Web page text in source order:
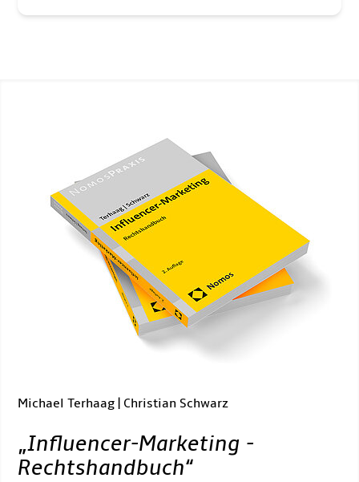
Michael Terhaag | Christian Schwarz
„Influencer-Marketing -
Rechtshandbuch“